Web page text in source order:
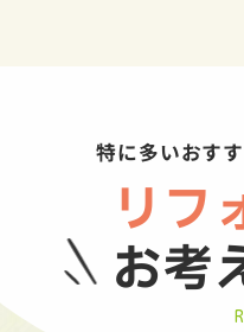
特に多いおす
リフ
お考